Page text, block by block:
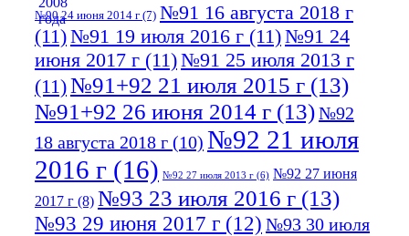
№90 24 июня 2014 г (7) №91 16 августа 2018 г
(11)№91 19 июля 2016 г (11)№91 24
июня 2017 г (11)№91 25 июля 2013 г
(11)№91+92 21 июля 2015 г (13)
№91+92 26 июня 2014 г (13)№92
18 августа 2018 г (10) №92 21 июля
2016 г (16) №92 27 июля 2013 г (6) №92 27 июня
2017 г (8) №93 23 июля 2016 г (13)
№93 29 июня 2017 г (12) №93 30 июля